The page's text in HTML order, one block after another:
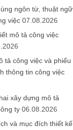
ngôn từ, thuật ngữ
việc 07.08.2026
mô tả công việc
tả công việc và phiếu
thông tin công việc
xây dựng mô tả
ty 06.08.2026
và mục đích thiết kế